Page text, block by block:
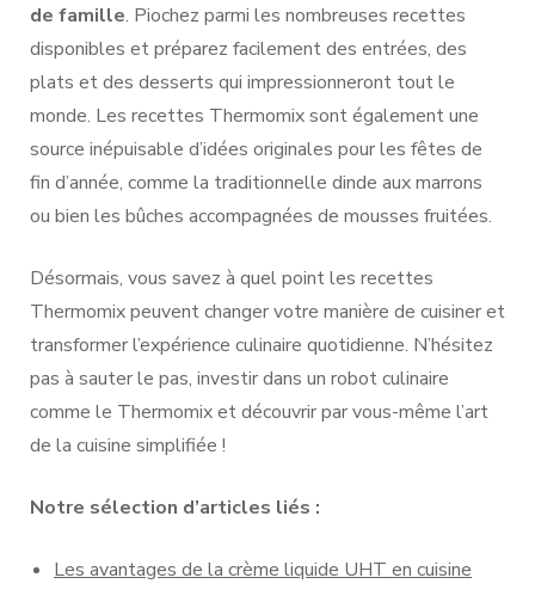
de famille. Piochez parmi les nombreuses recettes
disponibles et préparez facilement des entrées, des
plats et des desserts qui impressionneront tout le
monde. Les recettes Thermomix sont également une
source inépuisable d’idées originales pour les fêtes de
fin d’année, comme la traditionnelle dinde aux marrons
ou bien les bûches accompagnées de mousses fruitées.
Désormais, vous savez à quel point les recettes
Thermomix peuvent changer votre manière de cuisiner et
transformer l’expérience culinaire quotidienne. N’hésitez
pas à sauter le pas, investir dans un robot culinaire
comme le Thermomix et découvrir par vous-même l’art
de la cuisine simplifiée !
Notre sélection d’articles liés :
Les avantages de la crème liquide UHT en cuisine